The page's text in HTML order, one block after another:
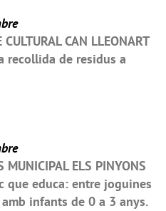
CAN LLEONART
recollida de residus a
MUNICIPAL ELS PINYONS
que educa: entre joguines
infants de 0 a 3 anys.